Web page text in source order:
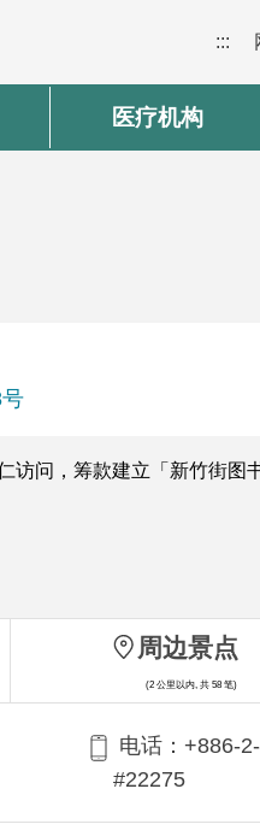
:::
医疗机构
访问，筹款建立「新竹街
电话：+886-
#22275
周边景点
(2 公里以内, 共 58 笔)